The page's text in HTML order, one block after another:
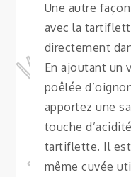
Une autre
avec la
directement
En ajoutant un
poêlée
apportez une
touche
tartiflette. Il est
même cuvée